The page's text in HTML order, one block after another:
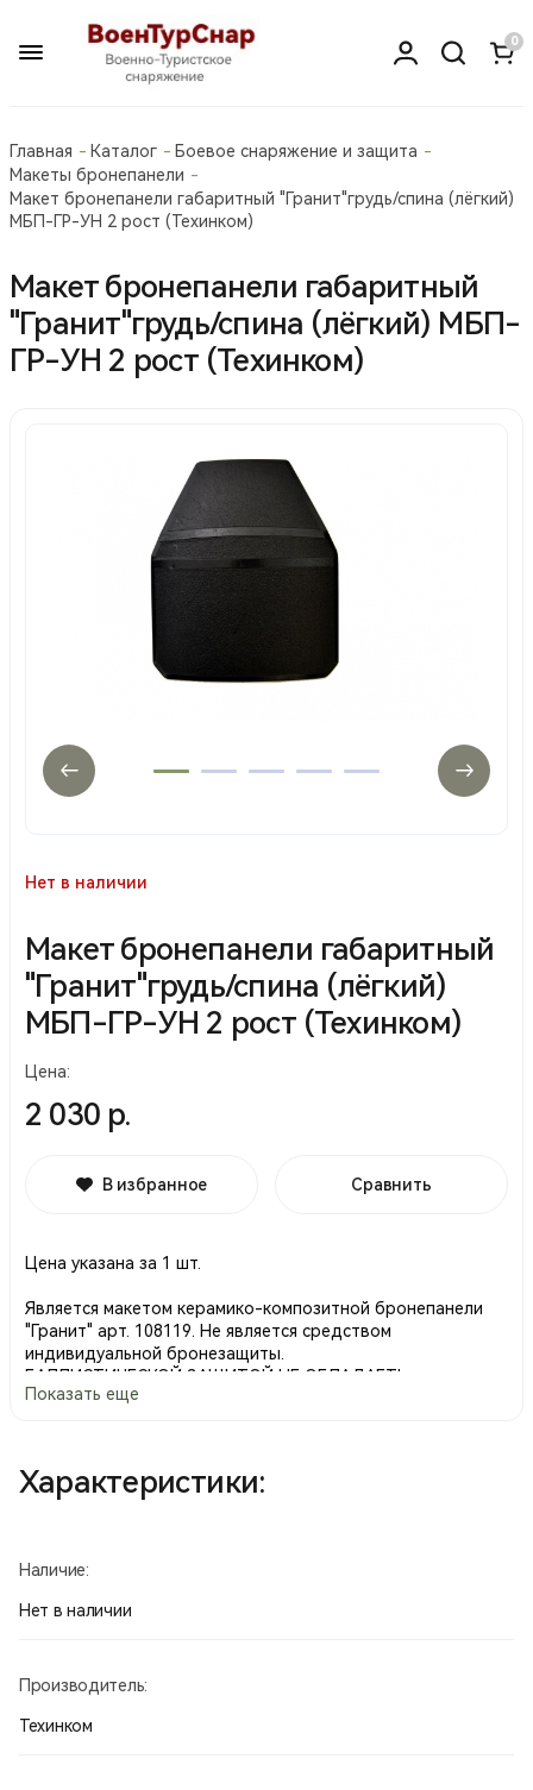
0
Главная Каталог
Боевое снаряжение и защита
Макеты бронепанели
Макет бронепанели габаритный "Гранит"грудь/спина (лёгкий)
МБП-ГР-УН 2 рост (Техинком)
Макет бронепанели габаритный
"Гранит"грудь/спина (лёгкий) МБП-
ГР-УН 2 рост (Техинком)
Нет в наличии
Макет бронепанели габаритный
"Гранит"грудь/спина (лёгкий)
МБП-ГР-УН 2 рост (Техинком)
Цена:
2 030 р.
В избранное Сравнить
Цена указана за 1 шт.
Является макетом керамико-композитной бронепанели
"Гранит" арт. 108119. Не является средством
индивидуальной бронезащиты.
БАЛЛИСТИЧЕСКОЙ ЗАЩИТОЙ НЕ ОБЛАДАЕТ!
• Предназначена для оснащения макетов различных
бронежилетов, в т.ч. рассчитанных на использование
военно-тактических игр (пейнтбол, страйкбол).
Производство Россия.
Показать еще
Характеристики:
Наличие:
Нет в наличии
Производитель:
Техинком